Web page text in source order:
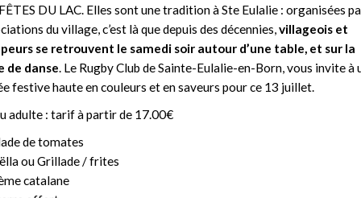
DU LAC. Elles sont une tradition à Ste Eulalie : organisées
du village, c’est là que depuis des décennies,villageois et
se retrouvent le samedi soir autour d’une table, et sur la
de danse. Le Rugby Club de Sainte-Eulalie-en-Born, vous invite à
festive haute en couleurs et en saveurs pour ce 13 juillet.
adulte : tarif à partir de 17.00€
de tomates
ou Grillade / frites
catalane